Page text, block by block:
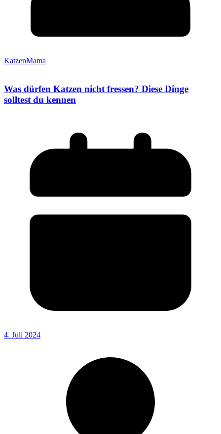
KatzenMama
Was dürfen Katzen nicht fressen? Diese Dinge
solltest du kennen
4. Juli 2024